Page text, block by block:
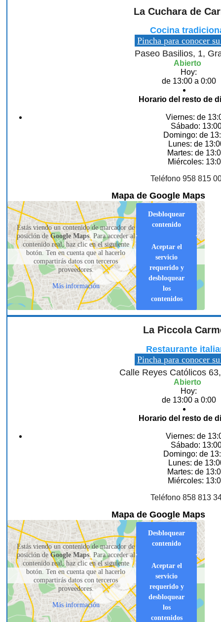
La Cuchara de
Cocina
Pincha para conocer
Paseo Basilios, 1,
Abierto
Hoy:
de 13:00 a 0:00
Horario del resto de
Viernes: de
Sábado:
Domingo: de
Lunes: de
Martes: de
Miércoles:
Teléfono 958 815
Mapa de Google Maps
Estás viendo un contenido de marcador de
posición deGoogle Maps. Para acceder al
contenido real, haz clic en el siguiente
botón. Ten en cuenta que al hacerlo
compartirás datos con terceros
proveedores.
Más información
Desbloquear
contenido
Aceptar el
servicio
requerido y
desbloquear
los
contenidos
La Piccola
Restaurante
Pincha para conocer
Calle Reyes Católicos
Abierto
Hoy:
de 13:00 a 0:00
Horario del resto de
Viernes: de
Sábado:
Domingo: de
Lunes: de
Martes: de
Miércoles:
Teléfono 858 813
Mapa de Google Maps
Estás viendo un contenido de marcador de
posición deGoogle Maps. Para acceder al
contenido real, haz clic en el siguiente
botón. Ten en cuenta que al hacerlo
compartirás datos con terceros
proveedores.
Más información
Desbloquear
contenido
Aceptar el
servicio
requerido y
desbloquear
los
contenidos